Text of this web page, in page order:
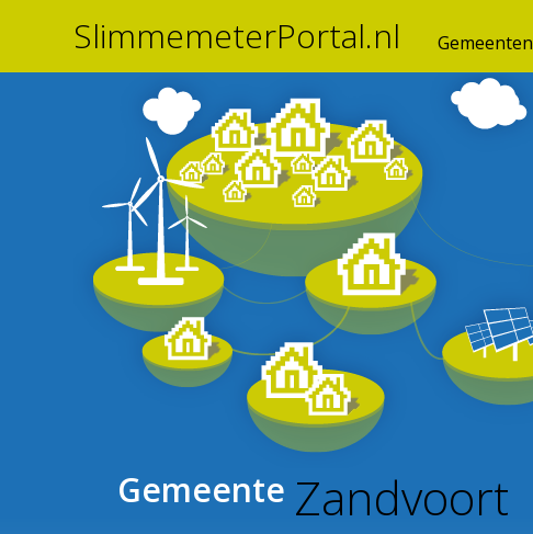
SlimmemeterPortal.nl Gemeenten
Gemeente Zandvoort